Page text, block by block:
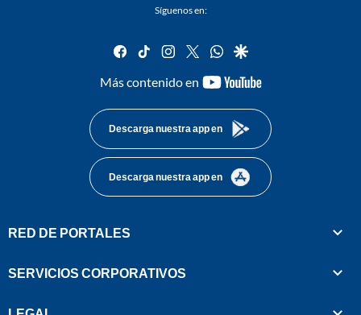
Síguenos en:
facebook
tiktok instagram
twitterwhatsapp
google
Más contenido en
youtube-
Descarga nuestra app en
Descarga nuestra app en
RED DE PORTALES
SERVICIOS CORPORATIVOS